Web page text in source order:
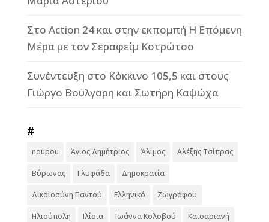
Στο Action 24 και στην εκπομπή Η Επόμενη
Μέρα με τον Σεραφείμ Κοτρώτσο
Συνέντευξη στο Κόκκινο 105,5 και στους
Γιώργο Βούλγαρη και Σωτήρη Καψώχα
#
noupou Άγιος Δημήτριος Άλιμος Αλέξης Τσίπρας
Βύρωνας Γλυφάδα Δημοκρατία
Δικαιοσύνη Παντού Ελληνικό Ζωγράφου
Ηλιούπολη Ιλίσια Ιωάννα Κολοβού Καισαριανή